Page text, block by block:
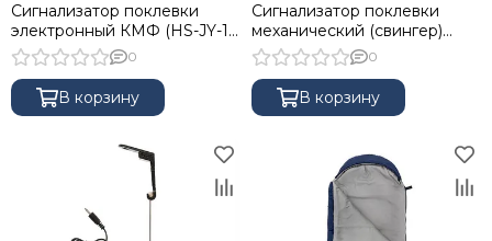
Сигнализатор поклевки
электронный КМФ (HS-JY-1-
KMF)
0
В корзину
Сигнализатор поклевки
механический (свингер)
красный (HS-JY-SW-2-R) HS
0
В корзину